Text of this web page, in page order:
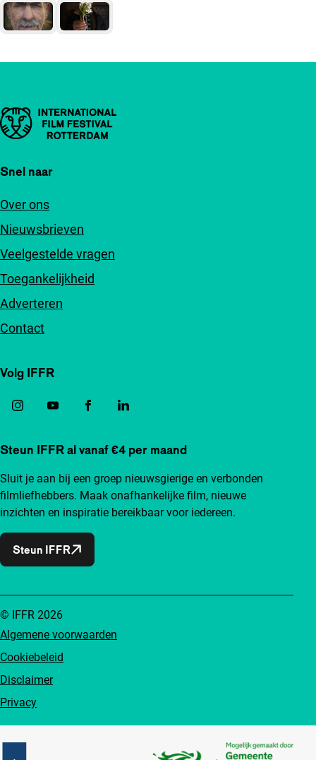
Belangrijke links
Snel naar
Over ons
Nieuwsbrieven
Veelgestelde vragen
Toegankelijkheid
Adverteren
Contact
Volg IFFR
Steun IFFR al vanaf €4 per maand
Sluit je aan bij een groep nieuwsgierige en verbonden
filmliefhebbers. Maak onafhankelijke film, nieuwe
inzichten en inspiratie bereikbaar voor iedereen.
Steun IFFR
Algemene voorwaarden
Cookiebeleid
Disclaimer
Privacy
© IFFR 2026